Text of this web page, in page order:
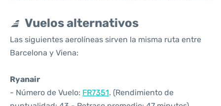
Vuelos alternativos
Las siguientes aerolíneas sirven la misma ruta entre
Barcelona y Viena:
Ryanair
- Número de Vuelo: FR7351. (Rendimiento de